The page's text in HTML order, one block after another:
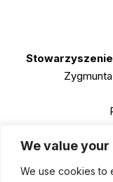
We value
We use cookies to